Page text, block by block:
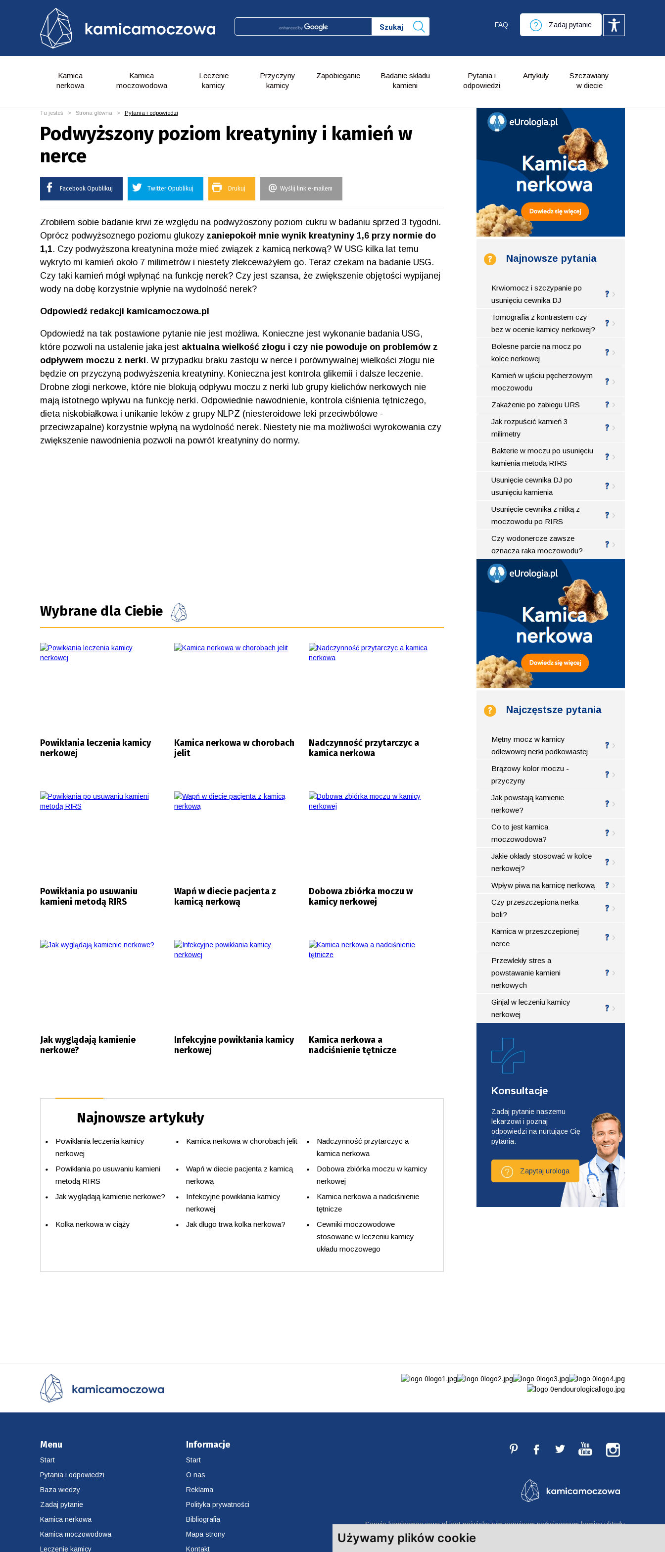
Używamy plików cookie
FAQ Zadaj pytanie
Kamica
nerkowa
Kamica
moczowodowa
Leczenie
kamicy
Przyczyny
kamicy
Zapobieganie
Badanie składu
kamieni
Pytania i
odpowiedzi
Artykuły
Szczawiany
w diecie
Tu jesteś > Strona główna > Pytania i odpowiedzi
Podwyższony poziom kreatyniny i kamień w
nerce
Facebook Opublikuj Twitter Opublikuj Drukuj Wyślij link e-mailem
Zrobiłem sobie badanie krwi ze względu na podwyżoszony poziom cukru w badaniu sprzed 3 tygodni.
Oprócz podwyżsoznego poziomu glukozy zaniepokoił mnie wynik kreatyniny 1,6 przy normie do
1,1. Czy podwyższona kreatynina może mieć związek z kamicą nerkową? W USG kilka lat temu
wykryto mi kamień około 7 milimetrów i niestety zlekceważyłem go. Teraz czekam na badanie USG.
Czy taki kamień mógł wpłynąć na funkcję nerek? Czy jest szansa, że zwiększenie objętości wypijanej
wody na dobę korzystnie wpłynie na wydolność nerek?
Odpowiedź redakcji kamicamoczowa.pl
Opdowiedź na tak postawione pytanie nie jest możliwa. Konieczne jest wykonanie badania USG,
które pozwoli na ustalenie jaka jest aktualna wielkość złogu i czy nie powoduje on problemów z
odpływem moczu z nerki. W przypadku braku zastoju w nerce i porównywalnej wielkości złogu nie
będzie on przyczyną podwyższenia kreatyniny. Konieczna jest kontrola glikemii i dalsze leczenie.
Drobne złogi nerkowe, które nie blokują odpływu moczu z nerki lub grupy kielichów nerkowych nie
mają istotnego wpływu na funkcję nerki. Odpowiednie nawodnienie, kontrola ciśnienia tętniczego,
dieta niskobiałkowa i unikanie leków z grupy NLPZ (niesteroidowe leki przeciwbólowe -
przeciwzapalne) korzystnie wpłyną na wydolność nerek. Niestety nie ma możliwości wyrokowania czy
zwiększenie nawodnienia pozwoli na powrót kreatyniny do normy.
Wybrane dla Ciebie
Powikłania leczenia kamicy
nerkowej
Kamica nerkowa w chorobach
jelit
Nadczynność przytarczyc a
kamica nerkowa
Powikłania po usuwaniu
kamieni metodą RIRS
Wapń w diecie pacjenta z
kamicą nerkową
Dobowa zbiórka moczu w
kamicy nerkowej
Jak wyglądają kamienie
nerkowe?
Infekcyjne powikłania kamicy
nerkowej
Kamica nerkowa a
nadciśnienie tętnicze
Najnowsze artykuły
Powikłania leczenia kamicy
nerkowej
Kamica nerkowa w chorobach jelit
Nadczynność przytarczyc a
kamica nerkowa
Powikłania po usuwaniu kamieni
metodą RIRS
Wapń w diecie pacjenta z kamicą
nerkową
Dobowa zbiórka moczu w kamicy
nerkowej
Jak wyglądają kamienie nerkowe?
Infekcyjne powikłania kamicy
nerkowej
Kamica nerkowa a nadciśnienie
tętnicze
Kolka nerkowa w ciąży
Jak długo trwa kolka nerkowa?
Cewniki moczowodowe
stosowane w leczeniu kamicy
układu moczowego
Najnowsze pytania
Krwiomocz i szczypanie po
usunięciu cewnika DJ
Tomografia z kontrastem czy
bez w ocenie kamicy nerkowej?
Bolesne parcie na mocz po
kolce nerkowej
Kamień w ujściu pęcherzowym
moczowodu
Zakażenie po zabiegu URS
Jak rozpuścić kamień 3
milimetry
Bakterie w moczu po usunięciu
kamienia metodą RIRS
Usunięcie cewnika DJ po
usunięciu kamienia
Usunięcie cewnika z nitką z
moczowodu po RIRS
Czy wodonercze zawsze
oznacza raka moczowodu?
Najczęstsze pytania
Mętny mocz w kamicy
odlewowej nerki podkowiastej
Brązowy kolor moczu -
przyczyny
Jak powstają kamienie
nerkowe?
Co to jest kamica
moczowodowa?
Jakie okłady stosować w kolce
nerkowej?
Wpływ piwa na kamicę nerkową
Czy przeszczepiona nerka
boli?
Kamica w przeszczepionej
nerce
Przewlekły stres a
powstawanie kamieni
nerkowych
Ginjal w leczeniu kamicy
nerkowej
Konsultacje
Zadaj pytanie naszemu
lekarzowi i poznaj
odpowiedzi na nurtujące Cię
pytania.
Zapytaj urologa
Menu
Start
Pytania i odpowiedzi
Baza wiedzy
Zadaj pytanie
Kamica nerkowa
Kamica moczowodowa
Leczenie kamicy
Informacje
Start
O nas
Reklama
Polityka prywatności
Bibliografia
Mapa strony
Kontakt
Serwis kamicamoczowa.pl jest największym serwisem poświęconym kamicy układu
moczowego z konsultacjami online. Wszelkie prawa zastrzeżone © kamicamoczowa.pl 2025